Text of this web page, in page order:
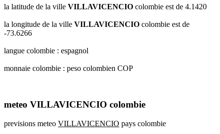
la latitude de la ville VILLAVICENCIO colombie est de 4.1420
la longitude de la ville VILLAVICENCIO colombie est de
-73.6266
langue colombie : espagnol
monnaie colombie : peso colombien COP
meteo VILLAVICENCIO colombie
previsions meteo VILLAVICENCIO pays colombie